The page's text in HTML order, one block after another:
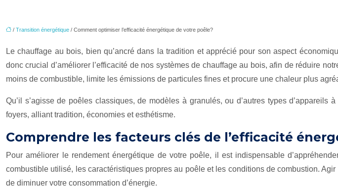
/ Transition énergétique / Comment optimiser l’efficacité énergétique de votre poêle?
Le chauffage au bois, bien qu’ancré dans la tradition et apprécié pour son aspect
donc crucial d’améliorer l’efficacité de nos systèmes de chauffage au bois, afin de réduire
moins de combustible, limite les émissions de particules fines et procure une chaleur plus
Qu’il s’agisse de poêles classiques, de modèles à granulés, ou d’autres types
foyers, alliant tradition, économies et esthétisme.
Comprendre les facteurs clés de l’efficacité
Pour améliorer le rendement énergétique de votre poêle, il est indispensable
combustible utilisé, les caractéristiques propres au poêle et les conditions de combustion.
de diminuer votre consommation d’énergie.